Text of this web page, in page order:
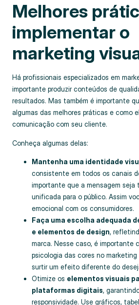
Melhores
implementar o
marketing
Há profissionais especializados em
importante produzir conteúdos de
resultados. Mas também é importante
algumas das melhores práticas e como
comunicação com seu cliente.
Conheça algumas delas:
Mantenha uma identidade
consistente em todos os canais
importante que a mensagem seja
unificada para o público. Assim
emocional com os consumidores.
Faça uma escolha adequada
e elementos de design,
marca. Nesse caso, é importante
psicologia das cores no marketing
surtir um efeito diferente do
Otimize os elementos visuais
plataformas digitais,
responsividade. Use gráficos,